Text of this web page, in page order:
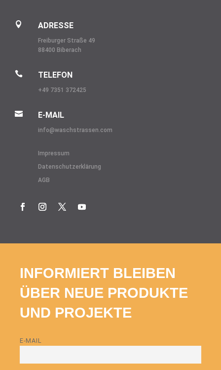
 ADRESSE
Freiburger Straße 49
88400 Biberach
 TELEFON
+49 7351 372425
 E-MAIL
info@waschstrassen.com
Impressum
Datenschutzerklärung
AGB
INFORMIERT BLEIBEN
ÜBER NEUE PRODUKTE
UND PROJEKTE
E-MAIL